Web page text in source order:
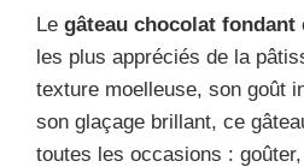
Le gâteau chocolat fondant
les plus appréciés de la
texture moelleuse, son goût
son glaçage brillant, ce
toutes les occasions :